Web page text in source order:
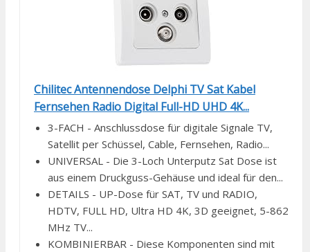
Chilitec Antennendose Delphi TV Sat Kabel
Fernsehen Radio Digital Full-HD UHD 4K...
3-FACH - Anschlussdose für digitale Signale TV,
Satellit per Schüssel, Cable, Fernsehen, Radio...
UNIVERSAL - Die 3-Loch Unterputz Sat Dose ist
aus einem Druckguss-Gehäuse und ideal für den...
DETAILS - UP-Dose für SAT, TV und RADIO,
HDTV, FULL HD, Ultra HD 4K, 3D geeignet, 5-862
MHz TV...
KOMBINIERBAR - Diese Komponenten sind mit